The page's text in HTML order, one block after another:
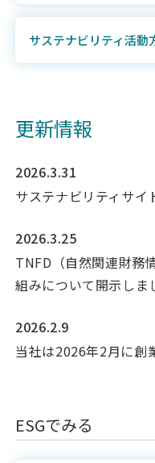
サステナビリティ活動
更新情報
2026.3.31
サステナビリティサイ
2026.3.25
TNFD（自然関連財務
組みについて開示しま
2026.2.9
当社は2026年2月に創
ESGでみる